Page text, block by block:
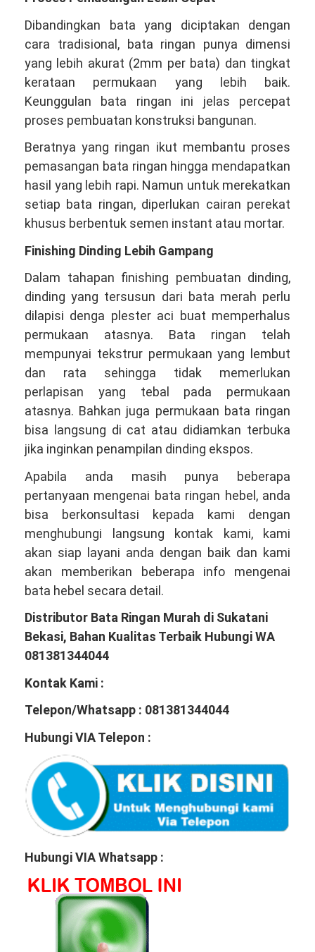
Dibandingkan bata yang diciptakan dengan
cara tradisional, bata ringan punya dimensi
yang lebih akurat (2mm per bata) dan tingkat
kerataan permukaan yang lebih baik.
Keunggulan bata ringan ini jelas percepat
proses pembuatan konstruksi bangunan.
Beratnya yang ringan ikut membantu proses
pemasangan bata ringan hingga mendapatkan
hasil yang lebih rapi. Namun untuk merekatkan
setiap bata ringan, diperlukan cairan perekat
khusus berbentuk semen instant atau mortar.
Finishing Dinding Lebih Gampang
Dalam tahapan finishing pembuatan dinding,
dinding yang tersusun dari bata merah perlu
dilapisi denga plester aci buat memperhalus
permukaan atasnya. Bata ringan telah
mempunyai tekstrur permukaan yang lembut
dan rata sehingga tidak memerlukan
perlapisan yang tebal pada permukaan
atasnya. Bahkan juga permukaan bata ringan
bisa langsung di cat atau didiamkan terbuka
jika inginkan penampilan dinding ekspos.
Apabila anda masih punya beberapa
pertanyaan mengenai bata ringan hebel, anda
bisa berkonsultasi kepada kami dengan
menghubungi langsung kontak kami, kami
akan siap layani anda dengan baik dan kami
akan memberikan beberapa info mengenai
bata hebel secara detail.
Distributor Bata Ringan Murah di Sukatani
Bekasi, Bahan Kualitas Terbaik Hubungi WA
081381344044
Kontak Kami :
Telepon/Whatsapp : 081381344044
Hubungi VIA Telepon :
Hubungi VIA Whatsapp :